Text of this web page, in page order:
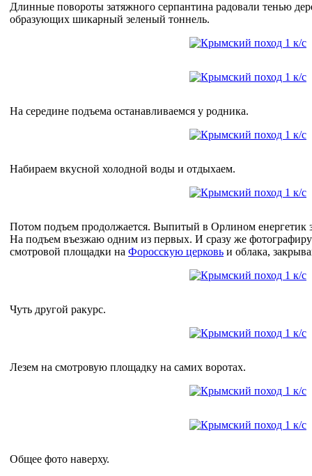
Длинные повороты затяжного серпантина радовали тенью
образующих шикарный зеленый тоннель.
На середине подъема останавливаемся у родника.
Набираем вкусной холодной воды и отдыхаем.
Потом подъем продолжается. Выпитый в Орлином енергетик
На подъем въезжаю одним из первых. И сразу же
смотровой площадки на Форосскую церковь и облака,
Чуть другой ракурс.
Лезем на смотровую площадку на самих воротах.
Общее фото наверху.